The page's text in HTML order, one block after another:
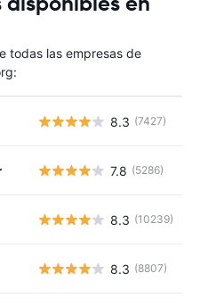
todas las empresas de
8.3 (7427)
7.8 (5286)
8.3 (10239)
8.3 (8807)